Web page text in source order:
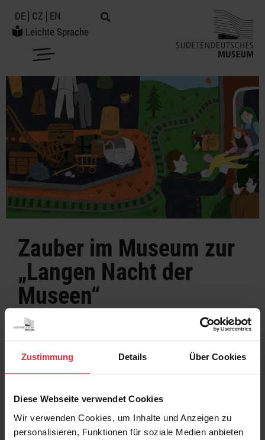
Zustimmung Details Über Cookies
Diese Webseite verwendet Cookies
Wir verwenden Cookies, um Inhalte und Anzeigen zu
personalisieren, Funktionen für soziale Medien anbieten
DE CZ
EN
Leichte Sprache
Zauber im Museum zur
„Langen Nacht der
Museen“
Zauber im Sudetendeutschen
Museum
Body Art, Kuratorinnenführung: Das Sudetendeutsche
Museum bietet zur Langen Nacht der Münchner Museen am
14.10. ein größeres Programm denn je. Kommen Sie vorbei!